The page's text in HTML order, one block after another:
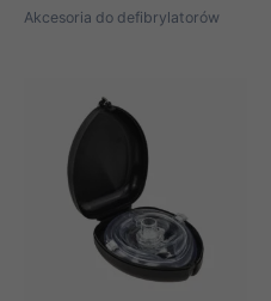
Akcesoria do defibrylatorów